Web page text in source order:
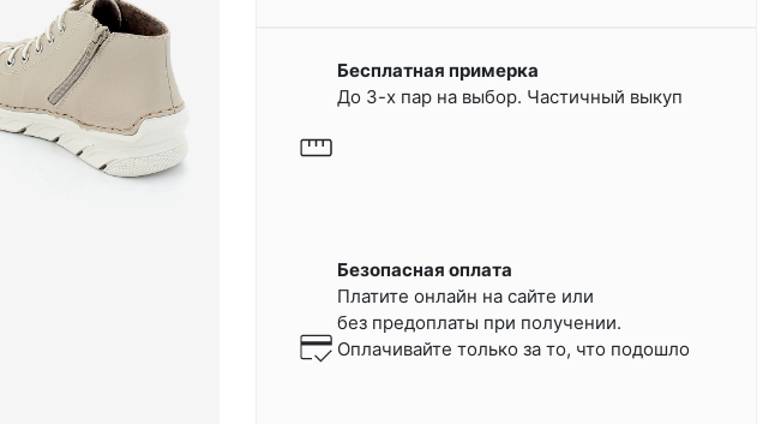
Бесплатная примерка
До 3-х пар на выбор. Частичный выкуп
Безопасная оплата
Платите онлайн на сайте или
без предоплаты при получении.
Оплачивайте только за то, что подошло